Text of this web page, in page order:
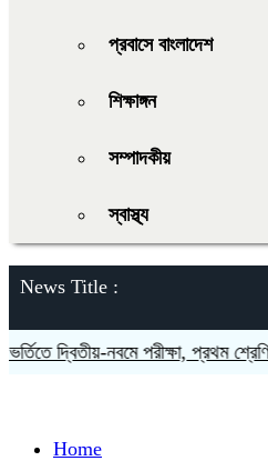
প্রবাসে বাংলাদেশ
শিক্ষাঙ্গন
সম্পাদকীয়
স্বাস্থ্য
News Title :
দ্বিতীয়-নবমে পরীক্ষা, প্রথম শ্রেণিতে
Home